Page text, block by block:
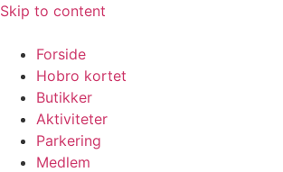
Skip to content
Forside
Hobro kortet
Butikker
Aktiviteter
Parkering
Medlem